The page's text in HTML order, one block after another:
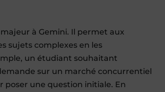
à Gemini. Il permet aux
sujets complexes en les
un étudiant souhaitant
sur un marché concurrentiel
poser une question initiale. En